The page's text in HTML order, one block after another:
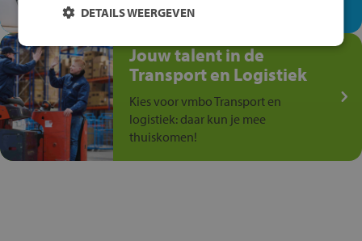
anders is!
Jouw talent in de
Transport en Logistiek
Kies voor vmbo Transport en
logistiek: daar kun je mee
thuiskomen!
DETAILS WEERGEVEN